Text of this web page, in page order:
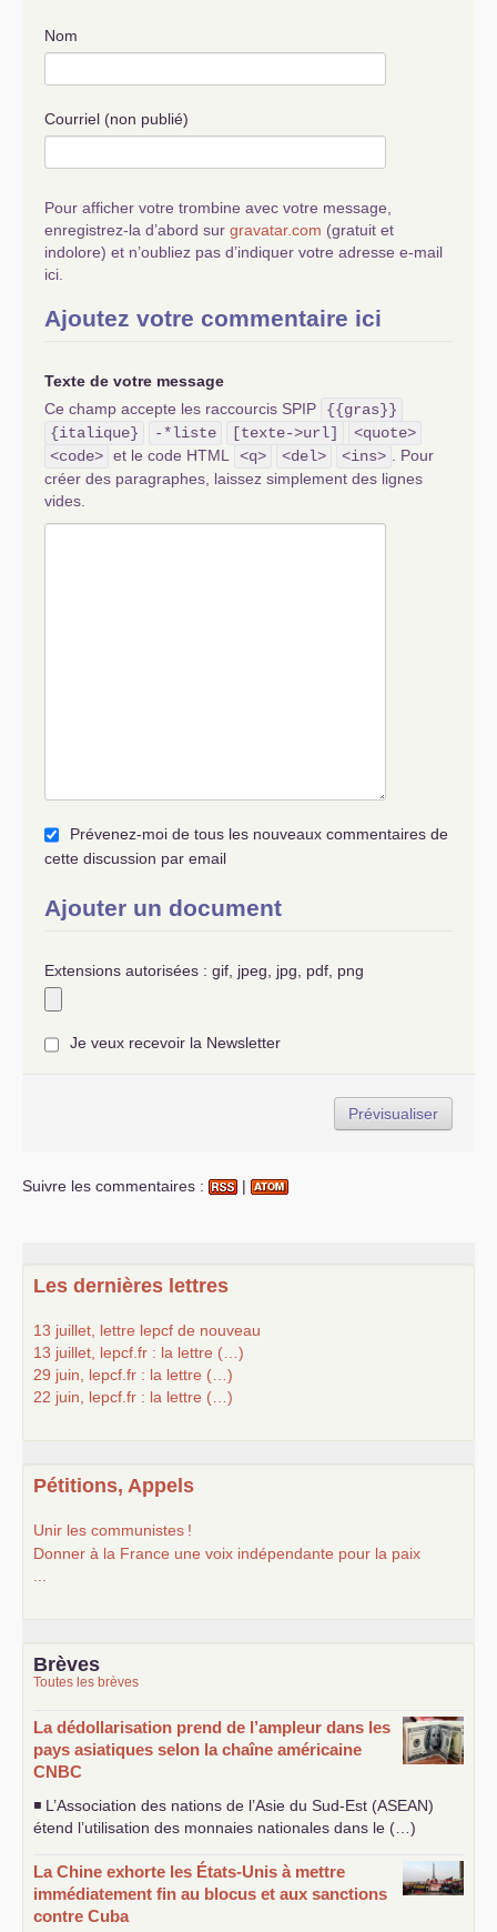
principales bourgeoisie (France-
de Bruxelles ou des cabinets noirs
des loobys bourgeois? Pourquoi
jamais de directives anti-
états nationaux ou une association
européens, et au passage, de
faciliter l’exploitation du prolétariat
européen ?
On parle de crédibilité, pour moi,
elle est à ce prix.....
Nom
Courriel (non publié)
Pour afficher votre trombine avec votre message,
enregistrez-la d’abord sur gravatar.com (gratuit et
indolore) et n’oubliez pas d’indiquer votre adresse e-mail
ici.
Ajoutez votre commentaire ici
Texte de votre message
Ce champ accepte les raccourcis SPIP
{{gras}}
{italique}
-*liste [texte->url]
<quote>
<code> et le code HTML <q> <del> <ins>
. Pour
créer des paragraphes, laissez simplement des lignes
vides.
Prévenez-moi de tous les nouveaux commentaires de
cette discussion par email
Ajouter un document
Extensions autorisées : gif, jpeg, jpg, pdf, png
Je veux recevoir la Newsletter
Suivre les commentaires : |
Les dernières lettres
13 juillet, lettre lepcf de nouveau
13 juillet, lepcf.fr : la lettre (…)
29 juin, lepcf.fr : la lettre (…)
22 juin, lepcf.fr : la lettre (…)
Pétitions, Appels
Unir les communistes !
Donner à la France une voix indépendante pour la paix
Brèves
Toutes les brèves
La dédollarisation prend de l’ampleur dans les
pays asiatiques selon la chaîne américaine
CNBC
◾ L’Association des nations de l’Asie du Sud-Est (ASEAN)
étend l’utilisation des monnaies nationales dans le (…)
La Chine exhorte les États-Unis à mettre
immédiatement fin au blocus et aux sanctions
contre Cuba